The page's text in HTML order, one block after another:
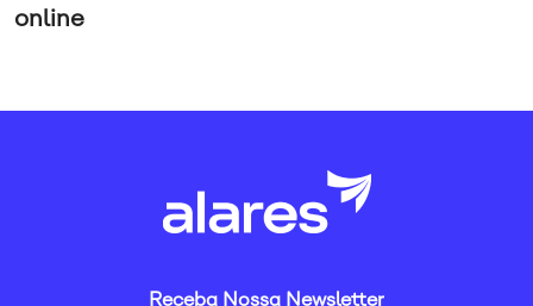
online
Receba Nossa Newsletter